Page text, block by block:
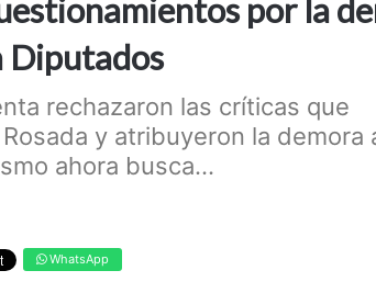
por la
Diputados
rechazaron las críticas que
y atribuyeron la demora
ahora busca...
WhatsApp